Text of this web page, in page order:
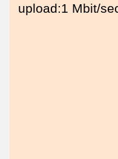
upload:1 Mbit/